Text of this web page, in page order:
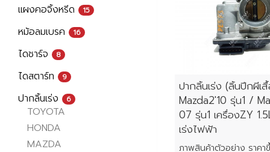
แผงคอจิ้งหรีด 15
หม้อลมเบรค 16
ไดชาร์จ 8
ไดสตาร์ท 9
ปากลิ้นเร่ง 6
TOYOTA
HONDA
MAZDA
ปากลิ้นเร่ง (ลิ้นปีกผีเ
Mazda2'10 รุ่น1 /
07 รุ่น1 เครื่องZY
เร่งไฟฟ้า